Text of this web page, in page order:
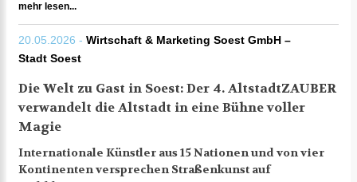
mehr lesen...
20.05.2026 - Wirtschaft & Marketing Soest GmbH –
Stadt Soest
Die Welt zu Gast in Soest: Der 4. AltstadtZAUBER
verwandelt die Altstadt in eine Bühne voller
Magie
Internationale Künstler aus 15 Nationen und von vier
Kontinenten versprechen Straßenkunst auf